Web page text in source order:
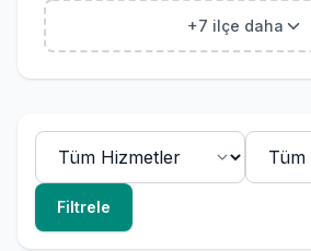
+7 ilçe daha
Filtrele